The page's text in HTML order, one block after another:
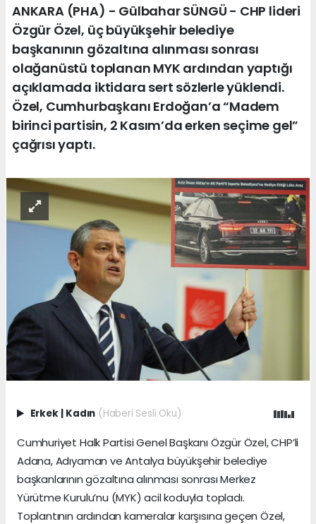
ANKARA (PHA) - Gülbahar SÜNGÜ - CHP lideri
Özgür Özel, üç büyükşehir belediye
başkanının gözaltına alınması sonrası
olağanüstü toplanan MYK ardından yaptığı
açıklamada iktidara sert sözlerle yüklendi.
Özel, Cumhurbaşkanı Erdoğan’a “Madem
birinci partisin, 2 Kasım’da erken seçime gel”
çağrısı yaptı.
Erkek | Kadın (Haberi Sesli Oku)
Cumhuriyet Halk Partisi Genel Başkanı Özgür Özel, CHP’li
Adana, Adıyaman ve Antalya büyükşehir belediye
başkanlarının gözaltına alınması sonrası Merkez
Yürütme Kurulu’nu (MYK) acil koduyla topladı.
Toplantının ardından kameralar karşısına geçen Özel,